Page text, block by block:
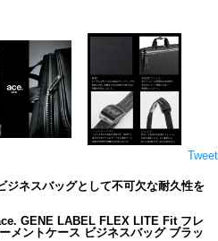
Tweet
ジネスバッグとして不可欠な耐久性を
GENE LABEL FLEX LITE Fit フレ
メントケース ビジネスバッグ ブラッ